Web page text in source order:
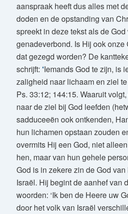
aanspraak heeft dus alles met
doden en de opstanding van
spreekt in deze tekst als de God
genadeverbond. Is Hij ook onze
dat gezegd worden? De
schrijft: ‘Iemands God te zijn, is
zaligheid naar lichaam en ziel
Ps. 33:12; 144:15. Waaruit
naar de ziel bij God leefden
sadduceeën ook ontkenden,
hun lichamen opstaan zouden
overmits Hij een God, niet
hen, maar van hun gehele
God is in zekere zin de God
Israël. Hij begint de aanhef van
woorden: ‘Ik ben de Heere uw
door het volk van Israël